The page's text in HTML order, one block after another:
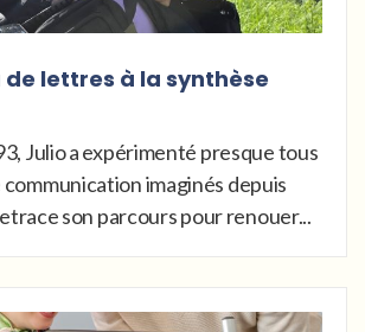
lettres à la synthèse
Julio a expérimenté presque tous
communication imaginés depuis
son parcours pour renouer...